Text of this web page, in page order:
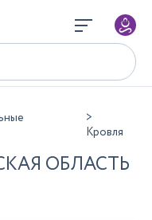
Кровля
ОБЛАСТЬ